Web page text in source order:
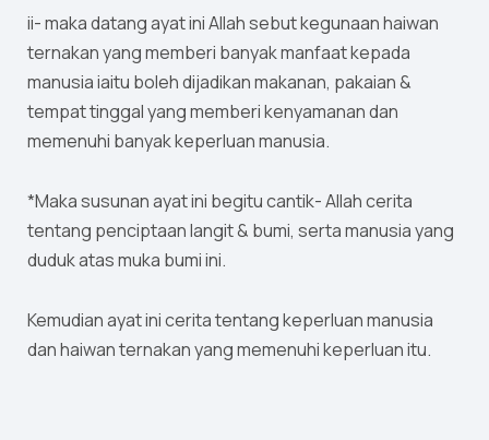
ii- maka datang ayat ini Allah sebut kegunaan haiwan
ternakan yang memberi banyak manfaat kepada
manusia iaitu boleh dijadikan makanan, pakaian &
tempat tinggal yang memberi kenyamanan dan
memenuhi banyak keperluan manusia.
*Maka susunan ayat ini begitu cantik- Allah cerita
tentang penciptaan langit & bumi, serta manusia yang
duduk atas muka bumi ini.
Kemudian ayat ini cerita tentang keperluan manusia
dan haiwan ternakan yang memenuhi keperluan itu.